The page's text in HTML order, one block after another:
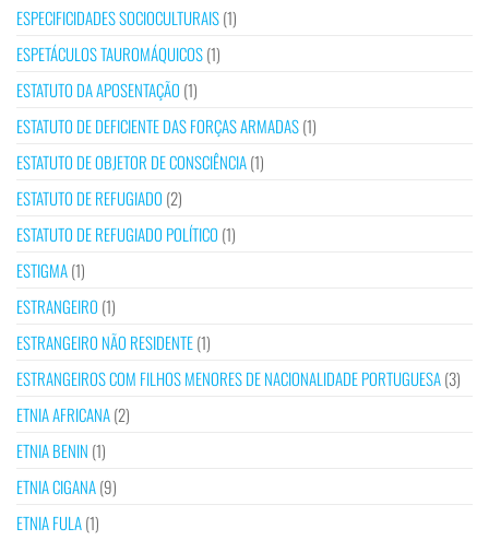
ESPECIFICIDADES SOCIOCULTURAIS(1)
ESPETÁCULOS TAUROMÁQUICOS(1)
ESTATUTO DA APOSENTAÇÃO (1)
ESTATUTO DE DEFICIENTE DAS FORÇAS ARMADAS(1)
ESTATUTO DE OBJETOR DE CONSCIÊNCIA(1)
ESTATUTO DE REFUGIADO (2)
ESTATUTO DE REFUGIADO POLÍTICO (1)
ESTIGMA(1)
ESTRANGEIRO (1)
ESTRANGEIRO NÃO RESIDENTE(1)
ESTRANGEIROS COM FILHOS MENORES DE NACIONALIDADE PORTUGUESA(3)
ETNIA AFRICANA(2)
ETNIA BENIN (1)
ETNIA CIGANA(9)
ETNIA FULA(1)